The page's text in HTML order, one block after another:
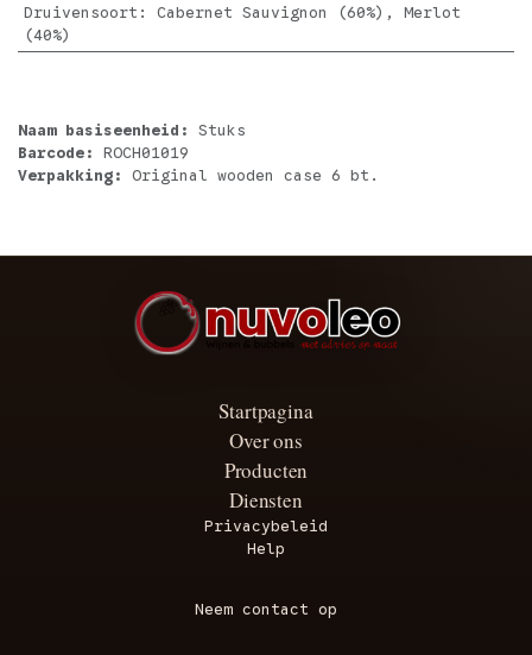
Druivensoort : Cabernet Sauvignon (60%), Merlot
(40%)
Naam basiseenheid: Stuks
Barcode: ROCH01019
Verpakking: Original wooden case 6 bt.
Startpagina
Over ons
Producten
Diensten
Privacybeleid
Help
Neem contact op